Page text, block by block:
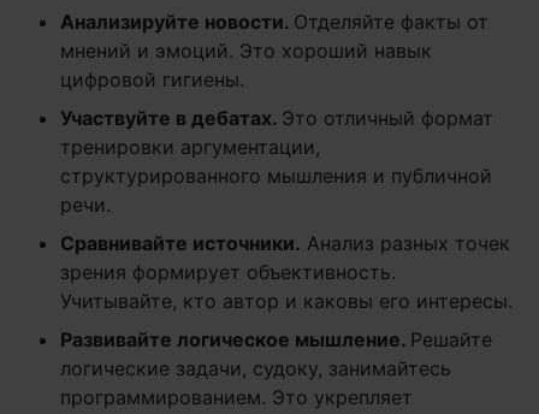
Анализируйте новости. Отделяйте факты от
мнений и эмоций. Это хороший навык
цифровой гигиены.
Участвуйте в дебатах. Это отличный формат
тренировки аргументации,
структурированного мышления и публичной
речи.
Сравнивайте источники. Анализ разных точек
зрения формирует объективность.
Учитывайте, кто автор и каковы его интересы.
Развивайте логическое мышление. Решайте
логические задачи, судоку, занимайтесь
программированием. Это укрепляет